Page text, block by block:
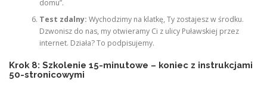
domu”.
Test zdalny: Wychodzimy na klatkę, Ty zostajesz w środku.
Dzwonisz do nas, my otwieramy Ci z ulicy Puławskiej przez
internet. Działa? To podpisujemy.
Krok 8: Szkolenie 15-minutowe – koniec z instrukcjami
50-stronicowymi